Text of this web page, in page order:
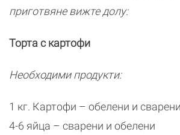
приготвяне вижте долу:
Торта с картофи
Необходими продукти:
1 кг. Картофи – обелени и сварени
4-6 яйца – сварени и обелени